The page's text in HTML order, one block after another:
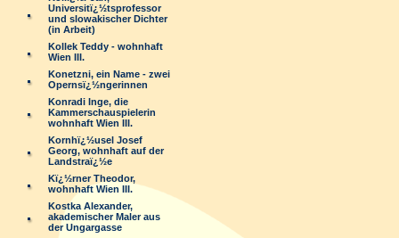
Universitï¿½tsprofessor
und slowakischer Dichter
(in Arbeit)
Kollek Teddy - wohnhaft
Wien III.
Konetzni, ein Name - zwei
Opernsï¿½ngerinnen
Konradi Inge, die
Kammerschauspielerin
wohnhaft Wien III.
Kornhï¿½usel Josef
Georg, wohnhaft auf der
Landstraï¿½e
Kï¿½rner Theodor,
wohnhaft Wien III.
Kostka Alexander,
akademischer Maler aus
der Ungargasse